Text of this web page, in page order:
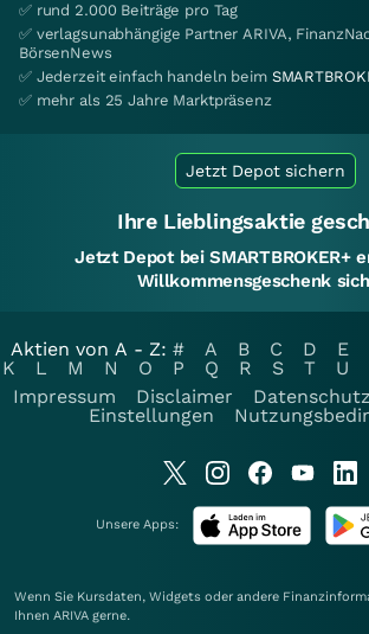
✅ rund 2.000 Beiträge pro Tag
✅ verlagsunabhängige Partner ARIVA,
BörsenNews
✅ Jederzeit einfach handeln beim
✅ mehr als 25 Jahre Marktpräsenz
Jetzt Depot sichern
Ihre Lieblingsaktie
Jetzt Depot bei SMARTBROKER+
Willkommensgeschenk
Aktien von A - Z: # A B C D E
K
L M N O P Q R S T U
Impressum
Disclaimer Datenschutz
Einstellungen
Unsere Apps:
Wenn Sie Kursdaten, Widgets oder andere
Ihnen ARIVA gerne.